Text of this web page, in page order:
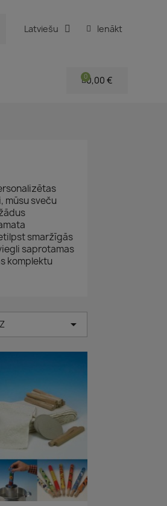
Latviešu Ienākt
0,00 €
mūsu sveču
smaržīgās
saprotamas
komplektu
